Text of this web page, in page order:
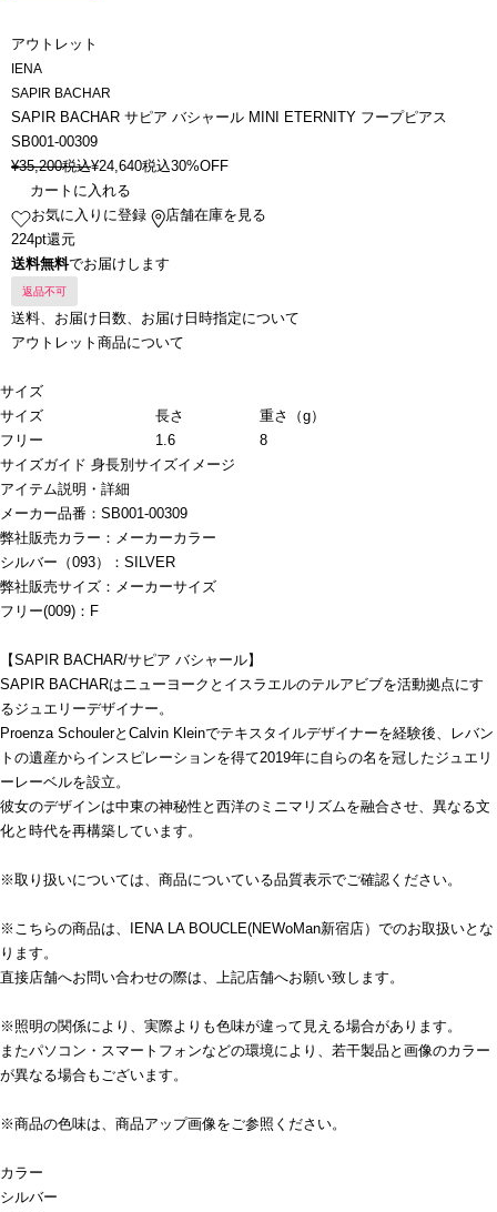
アウトレット
IENA
SAPIR BACHAR
SAPIR BACHAR サピア バシャール MINI ETERNITY フープピアス
SB001-00309
¥35,200税込¥24,640税込30%OFF
カートに入れる
お気に入りに登録
店舗在庫を見る
224pt還元
送料無料でお届けします
返品不可
送料、お届け日数、お届け日時指定について
アウトレット商品について
サイズ
サイズ
長さ
重さ（g）
フリー
1.6
8
サイズガイド 身長別サイズイメージ
アイテム説明・詳細
メーカー品番：SB001-00309
弊社販売カラー：メーカーカラー
シルバー（093）：SILVER
弊社販売サイズ：メーカーサイズ
フリー(009)：F
【SAPIR BACHAR/サピア バシャール】
SAPIR BACHARはニューヨークとイスラエルのテルアビブを活動拠点にす
るジュエリーデザイナー。
Proenza SchoulerとCalvin Kleinでテキスタイルデザイナーを経験後、レバン
トの遺産からインスピレーションを得て2019年に自らの名を冠したジュエリ
ーレーベルを設立。
彼女のデザインは中東の神秘性と西洋のミニマリズムを融合させ、異なる文
化と時代を再構築しています。
※取り扱いについては、商品についている品質表示でご確認ください。
※こちらの商品は、IENA LA BOUCLE(NEWoMan新宿店）でのお取扱いとな
ります。
直接店舗へお問い合わせの際は、上記店舗へお願い致します。
※照明の関係により、実際よりも色味が違って見える場合があります。
またパソコン・スマートフォンなどの環境により、若干製品と画像のカラー
が異なる場合もございます。
※商品の色味は、商品アップ画像をご参照ください。
カラー
シルバー